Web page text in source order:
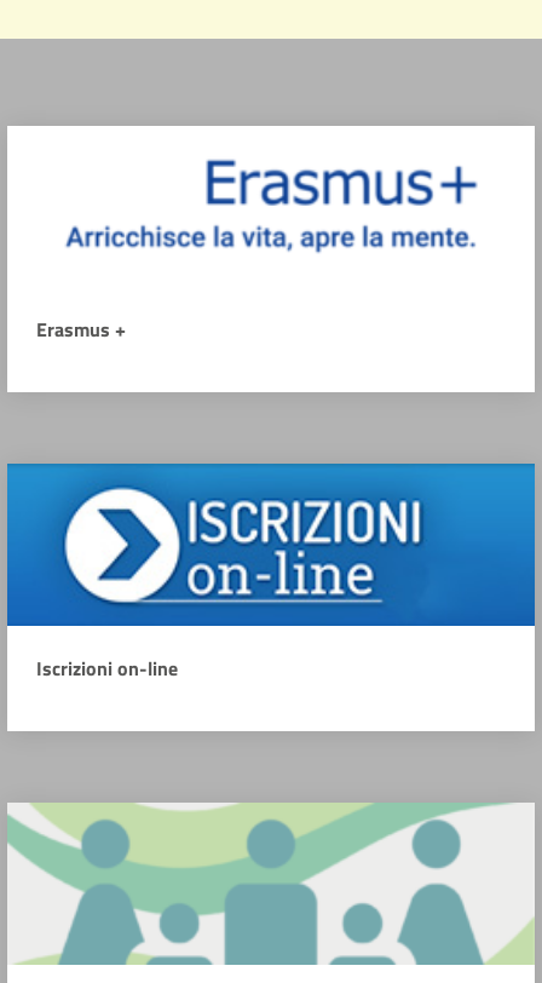
Erasmus +
Iscrizioni on-line